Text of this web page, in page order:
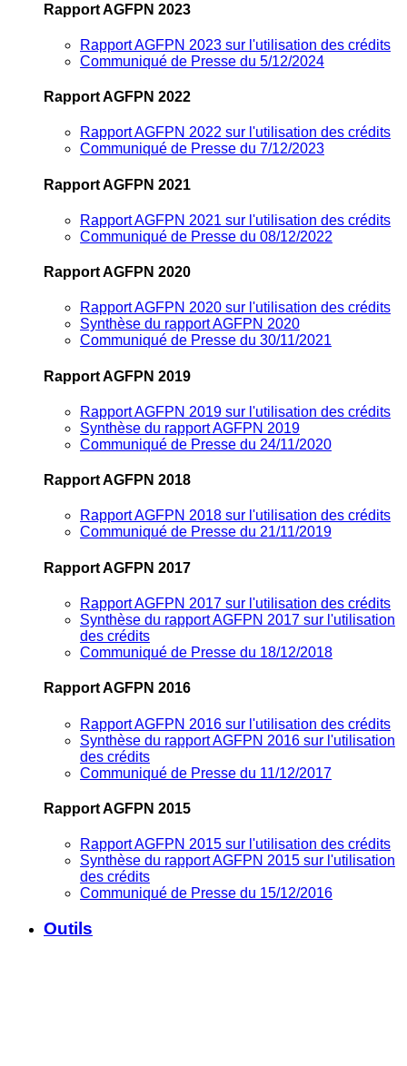
Rapport AGFPN 2023
Rapport AGFPN 2023 sur l'utilisation des crédits
Communiqué de Presse du 5/12/2024
Rapport AGFPN 2022
Rapport AGFPN 2022 sur l'utilisation des crédits
Communiqué de Presse du 7/12/2023
Rapport AGFPN 2021
Rapport AGFPN 2021 sur l'utilisation des crédits
Communiqué de Presse du 08/12/2022
Rapport AGFPN 2020
Rapport AGFPN 2020 sur l'utilisation des crédits
Synthèse du rapport AGFPN 2020
Communiqué de Presse du 30/11/2021
Rapport AGFPN 2019
Rapport AGFPN 2019 sur l'utilisation des crédits
Synthèse du rapport AGFPN 2019
Communiqué de Presse du 24/11/2020
Rapport AGFPN 2018
Rapport AGFPN 2018 sur l'utilisation des crédits
Communiqué de Presse du 21/11/2019
Rapport AGFPN 2017
Rapport AGFPN 2017 sur l'utilisation des crédits
Synthèse du rapport AGFPN 2017 sur l'utilisation
des crédits
Communiqué de Presse du 18/12/2018
Rapport AGFPN 2016
Rapport AGFPN 2016 sur l'utilisation des crédits
Synthèse du rapport AGFPN 2016 sur l'utilisation
des crédits
Communiqué de Presse du 11/12/2017
Rapport AGFPN 2015
Rapport AGFPN 2015 sur l'utilisation des crédits
Synthèse du rapport AGFPN 2015 sur l'utilisation
des crédits
Communiqué de Presse du 15/12/2016
Outils